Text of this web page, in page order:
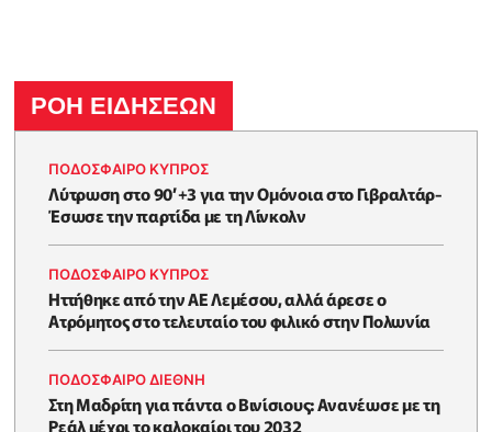
ΡΟΗ ΕΙΔΗΣΕΩΝ
ΠΟΔΟΣΦΑΙΡΟ ΚΥΠΡΟΣ
Λύτρωση στο 90’+3 για την Ομόνοια στο Γιβραλτάρ-
Έσωσε την παρτίδα με τη Λίνκολν
ΠΟΔΟΣΦΑΙΡΟ ΚΥΠΡΟΣ
Ηττήθηκε από την ΑΕ Λεμέσου, αλλά άρεσε ο
Ατρόμητος στο τελευταίο του φιλικό στην Πολωνία
ΠΟΔΟΣΦΑΙΡΟ ΔΙΕΘΝΗ
Στη Μαδρίτη για πάντα ο Βινίσιους: Ανανέωσε με τη
Ρεάλ μέχρι το καλοκαίρι του 2032